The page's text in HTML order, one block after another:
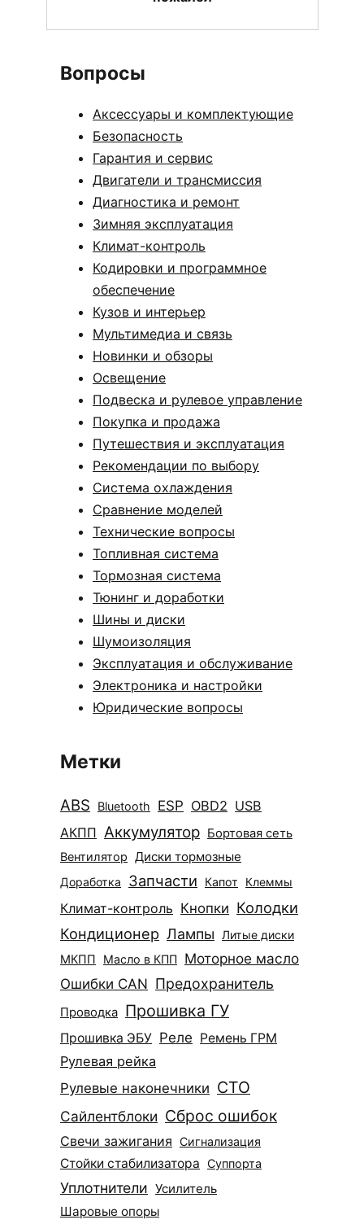
Вопросы
Аксессуары и комплектующие
Безопасность
Гарантия и сервис
Двигатели и трансмиссия
Диагностика и ремонт
Зимняя эксплуатация
Климат-контроль
Кодировки и программное
обеспечение
Кузов и интерьер
Мультимедиа и связь
Новинки и обзоры
Освещение
Подвеска и рулевое управление
Покупка и продажа
Путешествия и эксплуатация
Рекомендации по выбору
Система охлаждения
Сравнение моделей
Технические вопросы
Топливная система
Тормозная система
Тюнинг и доработки
Шины и диски
Шумоизоляция
Эксплуатация и обслуживание
Электроника и настройки
Юридические вопросы
Метки
ABS Bluetooth ESP OBD2 USB
АКПП Аккумулятор Бортовая сеть
Вентилятор Диски тормозные
Доработка Запчасти Капот Клеммы
Климат-контроль Кнопки Колодки
Кондиционер Лампы Литые диски
МКПП Масло в КПП
Моторное масло
Ошибки CAN Предохранитель
Проводка Прошивка ГУ
Прошивка ЭБУ Реле Ремень ГРМ
Рулевая рейка
Рулевые наконечники СТО
Сайлентблоки Сброс ошибок
Свечи зажигания Сигнализация
Стойки стабилизатора Суппорта
Уплотнители Усилитель
Шаровые опоры